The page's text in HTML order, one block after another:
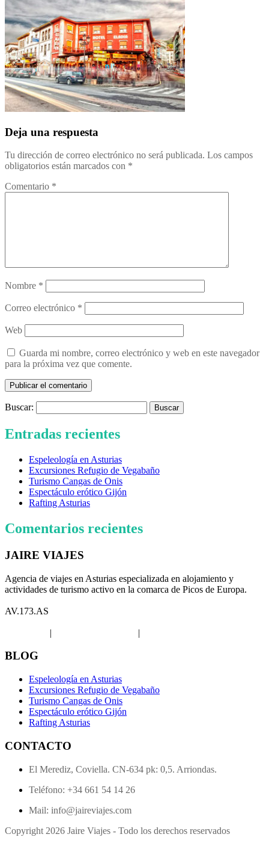
Deja una respuesta
Tu dirección de correo electrónico no será publicada. Los campos
obligatorios están marcados con *
Comentario *
Nombre *
Correo electrónico *
Web
Guarda mi nombre, correo electrónico y web en este navegador
para la próxima vez que comente.
Buscar:
Entradas recientes
Espeleología en Asturias
Excursiones Refugio de Vegabaño
Turismo Cangas de Onis
Espectáculo erótico Gijón
Rafting Asturias
Comentarios recientes
JAIRE VIAJES
Agencia de viajes en Asturias especializada en alojamiento y
actividades de turismo activo en la comarca de Picos de Europa.
AV.173.AS
| |
BLOG
Espeleología en Asturias
Excursiones Refugio de Vegabaño
Turismo Cangas de Onis
Espectáculo erótico Gijón
Rafting Asturias
CONTACTO
El Merediz, Coviella. CN-634 pk: 0,5. Arriondas.
Teléfono: +34 661 54 14 26
Mail: info@jaireviajes.com
Copyright 2026 Jaire Viajes - Todo los derechos reservados